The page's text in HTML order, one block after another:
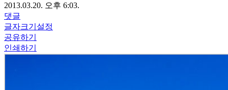
2013.03.20. 오후 6:03.
댓글
글자크기설정
공유하기
인쇄하기